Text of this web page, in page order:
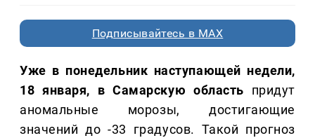
Подписывайтесь в MAX
Уже в понедельник наступающей недели,
18 января, в Самарскую область придут
аномальные морозы, достигающие
значений до -33 градусов. Такой прогноз